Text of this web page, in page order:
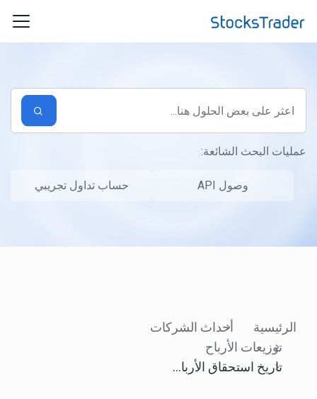
عمليات البحث الشائعة:
وصول API حساب تداول تجريبي
الرئيسية
أحداث الشركات
توزيعات الأرباح
تاريخ استحقاق الأرباح: التعريف والتواريخ الرئيسية